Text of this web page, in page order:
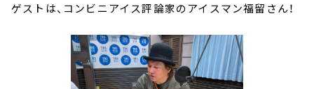
ゲストは、コンビニアイス評論家のアイスマン福留さん！